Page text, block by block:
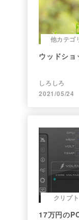
他カテゴ
ウッドシ
しろしろ
2021/05/24
クリプト
17万円の